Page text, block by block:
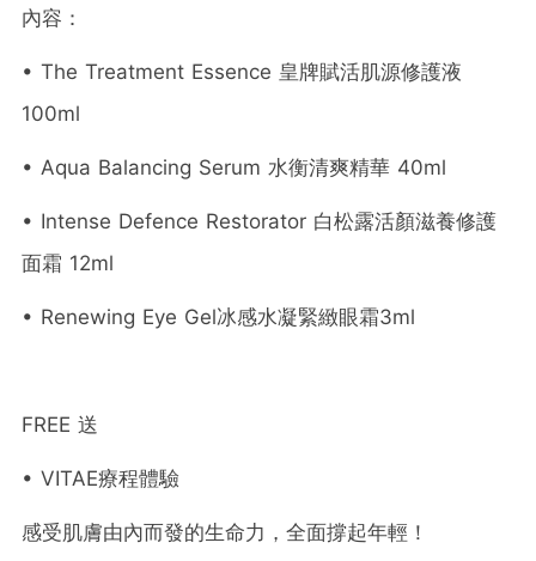
內容：
• The Treatment Essence 皇牌賦活肌源修護液
100ml
• Aqua Balancing Serum 水衡清爽精華 40ml
• Intense Defence Restorator 白松露活顏滋養修護
面霜 12ml
• Renewing Eye Gel冰感水凝緊緻眼霜3ml
FREE 送
• VITAE療程體驗
感受肌膚由內而發的生命力，全面撐起年輕！